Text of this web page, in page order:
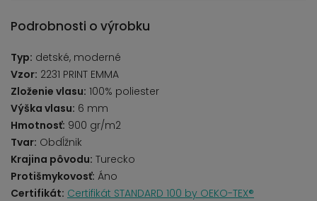
Podrobnosti o výrobku
Typ: detské, moderné
Vzor: 2231 PRINT EMMA
Zloženie vlasu: 100% poliester
Výška vlasu: 6 mm
Hmotnosť: 900 gr/m2
Tvar: Obdĺžnik
Krajina pôvodu: Turecko
Protišmykovosť: Áno
Certifikát: Certifikát STANDARD 100 by OEKO-TEX®